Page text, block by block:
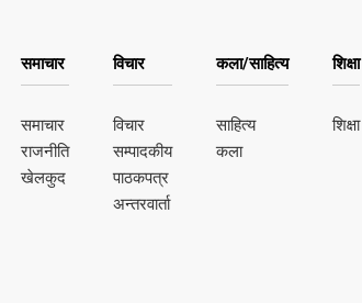
समाचार
समाचार
राजनीति
खेलकुद
विचार
विचार
सम्पादकीय
पाठकपत्र
अन्तरवार्ता
कला/साहित्य
साहित्य
कला
शिक्षा
शिक्षा